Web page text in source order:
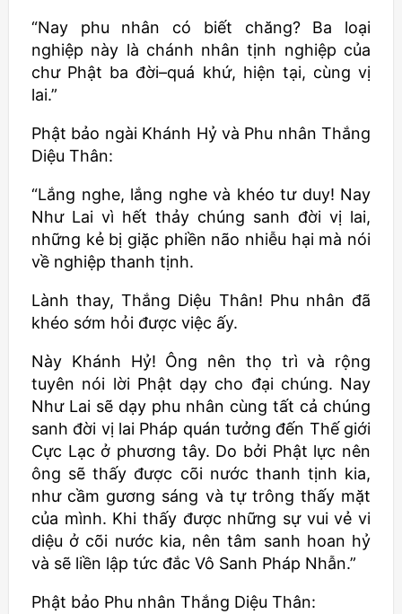
“Nay phu nhân có biết chăng? Ba loại
nghiệp này là chánh nhân tịnh nghiệp của
chư Phật ba đời–quá khứ, hiện tại, cùng vị
lai.”
Phật bảo ngài Khánh Hỷ và Phu nhân Thắng
Diệu Thân:
“Lắng nghe, lắng nghe và khéo tư duy! Nay
Như Lai vì hết thảy chúng sanh đời vị lai,
những kẻ bị giặc phiền não nhiễu hại mà nói
về nghiệp thanh tịnh.
Lành thay, Thắng Diệu Thân! Phu nhân đã
khéo sớm hỏi được việc ấy.
Này Khánh Hỷ! Ông nên thọ trì và rộng
tuyên nói lời Phật dạy cho đại chúng. Nay
Như Lai sẽ dạy phu nhân cùng tất cả chúng
sanh đời vị lai Pháp quán tưởng đến Thế giới
Cực Lạc ở phương tây. Do bởi Phật lực nên
ông sẽ thấy được cõi nước thanh tịnh kia,
như cầm gương sáng và tự trông thấy mặt
của mình. Khi thấy được những sự vui vẻ vi
diệu ở cõi nước kia, nên tâm sanh hoan hỷ
và sẽ liền lập tức đắc Vô Sanh Pháp Nhẫn.”
Phật bảo Phu nhân Thắng Diệu Thân: